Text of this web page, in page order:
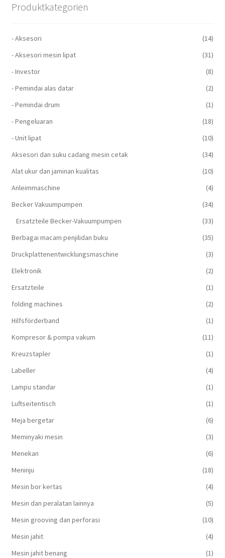
Produktkategorien
- Aksesori
(14)
- Aksesori mesin lipat
(31)
- Investor
(8)
- Pemindai alas datar
(2)
- Pemindai drum
(1)
- Pengeluaran
(18)
- Unit lipat
(10)
Aksesori dan suku cadang mesin cetak
(34)
Alat ukur dan jaminan kualitas
(10)
Anleimmaschine
(4)
Becker Vakuumpumpen
(34)
Ersatzteile Becker-Vakuumpumpen
(33)
Berbagai macam penjilidan buku
(35)
Druckplattenentwicklungsmaschine
(3)
Elektronik
(2)
Ersatzteile
(1)
folding machines
(2)
Hilfsförderband
(1)
Kompresor & pompa vakum
(11)
Kreuzstapler
(1)
Labeller
(4)
Lampu standar
(1)
Luftseitentisch
(1)
Meja bergetar
(6)
Meminyaki mesin
(3)
Menekan
(6)
Meninju
(18)
Mesin bor kertas
(4)
Mesin dan peralatan lainnya
(5)
Mesin grooving dan perforasi
(10)
Mesin jahit
(4)
Mesin jahit benang
(1)